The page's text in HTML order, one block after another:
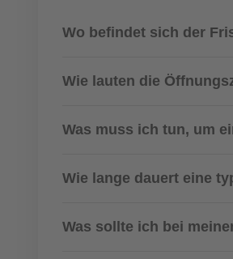
Wo befindet sich der
Wie lauten die
Was muss ich tun, um
Wie lange dauert eine
Was sollte ich bei